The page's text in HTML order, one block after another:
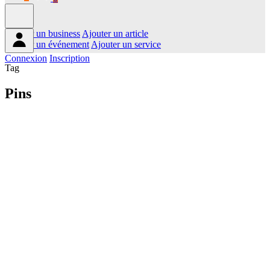
Ajouter un business Ajouter un article
Ajouter un événement Ajouter un service
Connexion Inscription
Tag
Pins